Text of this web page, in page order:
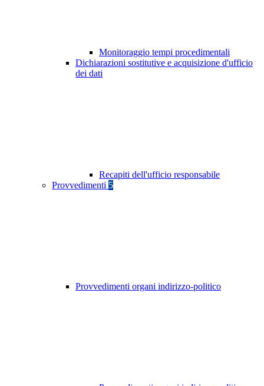
Monitoraggio tempi procedimentali
Dichiarazioni sostitutive e acquisizione d'ufficio
dei dati
Recapiti dell'ufficio responsabile
Provvedimenti 5
Provvedimenti organi indirizzo-politico